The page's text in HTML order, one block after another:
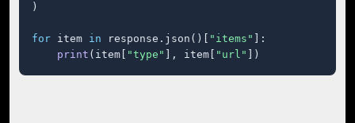
)
for item in response.json()[ "items"
]:
print (item[ "type" ], item[ "url" ])